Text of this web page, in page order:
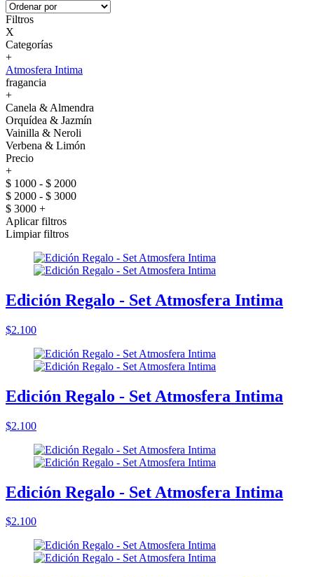
Filtros
X
Categorías
+
Atmosfera Intima
fragancia
+
Canela & Almendra
Orquídea & Jazmín
Vainilla & Neroli
Verbena & Limón
Precio
+
$ 1000 - $ 2000
$ 2000 - $ 3000
$ 3000 +
Aplicar filtros
Limpiar filtros
Edición Regalo - Set Atmosfera Intima
$2.100
Edición Regalo - Set Atmosfera Intima
$2.100
Edición Regalo - Set Atmosfera Intima
$2.100